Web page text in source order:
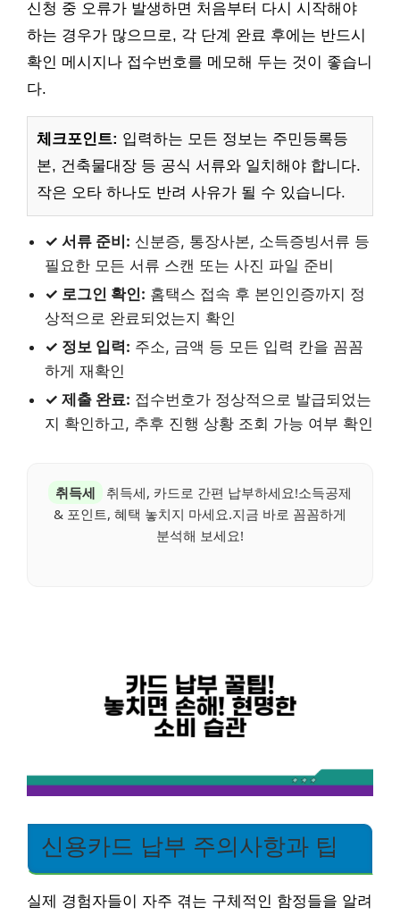
신청 중 오류가 발생하면 처음부터 다시 시작해야
하는 경우가 많으므로, 각 단계 완료 후에는 반드시
확인 메시지나 접수번호를 메모해 두는 것이 좋습니
다.
체크포인트: 입력하는 모든 정보는 주민등록등
본, 건축물대장 등 공식 서류와 일치해야 합니다.
작은 오타 하나도 반려 사유가 될 수 있습니다.
✓ 서류 준비: 신분증, 통장사본, 소득증빙서류 등
필요한 모든 서류 스캔 또는 사진 파일 준비
✓ 로그인 확인: 홈택스 접속 후 본인인증까지 정
상적으로 완료되었는지 확인
✓ 정보 입력: 주소, 금액 등 모든 입력 칸을 꼼꼼
하게 재확인
✓ 제출 완료: 접수번호가 정상적으로 발급되었는
지 확인하고, 추후 진행 상황 조회 가능 여부 확인
취득세
취득세, 카드로 간편 납부하세요!소득공제
& 포인트, 혜택 놓치지 마세요.지금 바로 꼼꼼하게
분석해 보세요!
신용카드 납부 주의사항과 팁
실제 경험자들이 자주 겪는 구체적인 함정들을 알려